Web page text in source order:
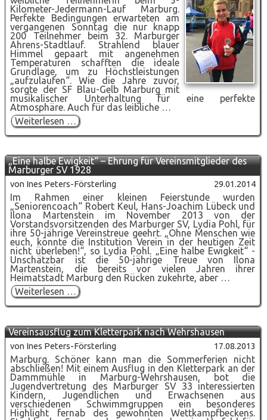
Lohn
für
Leistung!“
Kilometer-Jedermann-Lauf Marburg.
Perfekte Bedingungen erwarteten am
vergangenen Sonntag die nur knapp
200 Teilnehmer beim 32. Marburger
Ahrens-Stadtlauf. Strahlend blauer
Himmel gepaart mit angenehmen
Temperaturen schafften die ideale
Grundlage, um zu Höchstleistungen
„aufzulaufen“. Wie die Jahre zuvor,
sorgte der SF Blau-Gelb Marburg mit
musikalischer Unterhaltung für eine perfekte
Atmosphäre. Auch für das leibliche …
Weiterlesen …32.
Marburger
Ahrens-
„Eine halbe Ewigkeit“ – Ehrung für Vereinsmitglieder des
Marburger SV 1928
29.01.2014
von Ines Peters-Försterling
Im Rahmen einer kleinen Feierstunde wurden
„Seniorencoach“ Robert Keul, Hans-Joachim Lübeck und
Ilona Martenstein im November 2013 von der
Vorstandsvorsitzenden des Marburger SV, Lydia Pohl, für
ihre 50-jährige Vereinstreue geehrt. „Ohne Menschen wie
euch, könnte die Institution Verein in der heutigen Zeit
nicht überleben!“, so Lydia Pohl. „Eine halbe Ewigkeit“ -
Unschätzbar ist die 50-jährige Treue von Ilona
Martenstein, die bereits vor vielen Jahren ihrer
Heimatstadt Marburg den Rücken zukehrte, aber …
Weiterlesen …„Eine
halbe
Ewigkeit“
Ehrung
für
Vereinsmitglieder
Marburger
SV
1928
Vereinsausflug zum Kletterpark nach Wehrshausen
17.08.2013
von Ines Peters-Försterling
Marburg. Schöner kann man die Sommerferien nicht
abschließen! Mit einem Ausflug in den Kletterpark an der
Dammmühle in Marburg-Wehrshausen, bot die
Jugendvertretung des Marburger SV 33 interessierten
Kindern, Jugendlichen und Erwachsenen aus
verschiedenen Schwimmgruppen ein besonderes
Highlight fernab des gewohnten Wettkampfbeckens.